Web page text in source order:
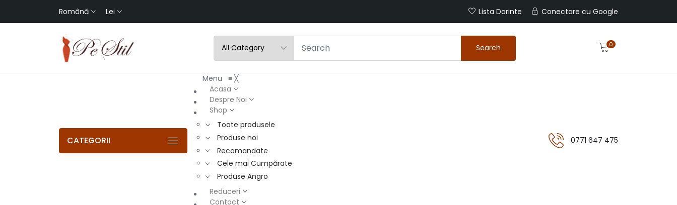
Română Lei Lista Dorinte Conectare cu Google
Search 0
CATEGORII
Menu ≡ ╳
Acasa
Despre Noi
Shop
Toate produsele
Produse noi
Recomandate
Cele mai Cumpărate
Produse Angro
Reduceri
Contact
0771 647 475